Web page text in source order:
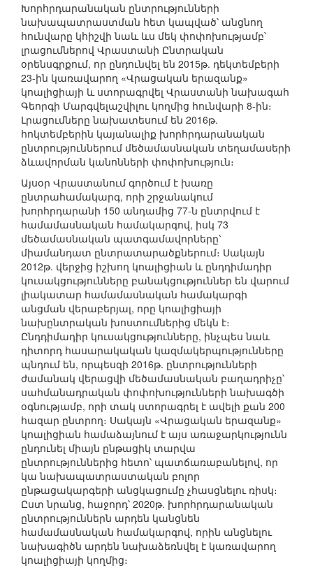
Խորհրդարանական ընտրությունների
նախապատրաստման հետ կապված՝ անցնող
հունվարը կհիշվի նաև ևս մեկ փոփոխությամբ՝
լրացումներով Վրաստանի Ընտրական
օրենսգրքում, որ ընդունվել են 2015թ. դեկտեմբերի
23-ին կառավարող «Վրացական երազանք»
կոալիցիայի և ստորագրվել Վրաստանի նախագահ
Գեորգի Մարգվելաշվիլու կողմից հունվարի 8-ին։
Լրացումները նախատեսում են 2016թ.
հոկտեմբերին կայանալիք խորհրդարանական
ընտրություններում մեծամասնական տեղամասերի
ձևավորման կանոնների փոփոխություն։
Այսօր Վրաստանում գործում է խառը
ընտրահամակարգ, որի շրջանակում
խորհրդարանի 150 անդամից 77-ն ընտրվում է
համամասնական համակարգով, իսկ 73
մեծամասնական պատգամավորները՝
միամանդատ ընտրատարածքներում։ Սակայն
2012թ. վերջից իշխող կոալիցիան և ընդդիմադիր
կուսակցությունները բանակցություններ են վարում
լիակատար համամասնական համակարգի
անցման վերաբերյալ, որը կոալիցիայի
նախընտրական խոստումներից մեկն է։
Ընդդիմադիր կուսակցությունները, ինչպես նաև
դիտորդ հասարակական կազմակերպությունները
պնդում են, որպեսզի 2016թ. ընտրությունների
ժամանակ վերացվի մեծամասնական բաղադրիչը՝
սահմանադրական փոփոխությունների նախագծի
օգնությամբ, որի տակ ստորագրել է ավելի քան 200
հազար ընտրող։ Սակայն «Վրացական երազանք»
կոալիցիան համաձայնում է այս առաջարկությունն
ընդունել միայն ընթացիկ տարվա
ընտրություններից հետո՝ պատճառաբանելով, որ
կա նախապատրաստական բոլոր
ընթացակարգերի անցկացումը չհասցնելու ռիսկ։
Ըստ նրանց, հաջորդ՝ 2020թ. խորհրդարանական
ընտրություններն արդեն կանցնեն
համամասնական համակարգով, որին անցնելու
նախագիծն արդեն նախաձեռնվել է կառավարող
կոալիցիայի կողմից։